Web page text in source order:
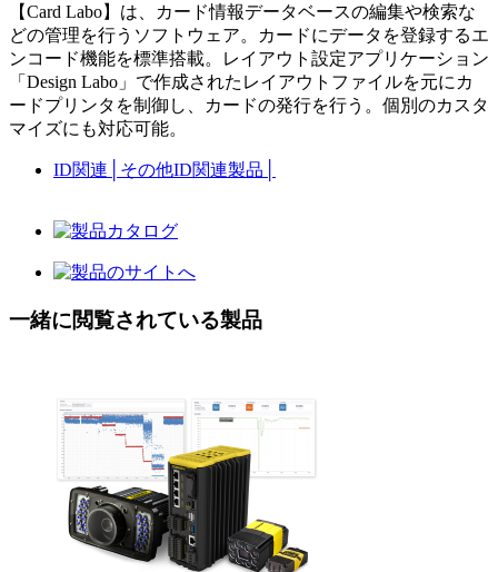
【Card Labo】は、カード情報データベースの編集や検索な
どの管理を行うソフトウェア。カードにデータを登録するエ
ンコード機能を標準搭載。レイアウト設定アプリケーション
「Design Labo」で作成されたレイアウトファイルを元にカ
ードプリンタを制御し、カードの発行を行う。個別のカスタ
マイズにも対応可能。
ID関連 その他ID関連製品
一緒に閲覧されている製品